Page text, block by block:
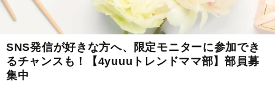
SNS発信が好きな方へ、限定モニターに参加でき
るチャンスも！【4yuuuトレンドママ部】部員募
集中